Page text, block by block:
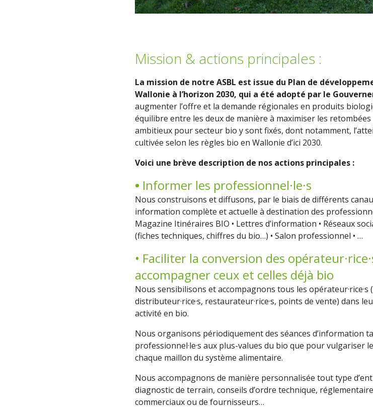
Mission & actions principales :
La mission de notre ASBL est issue du Plan de
Wallonie à l’horizon 2030, qui a été adopté par le
augmenter l’offre et la demande régionales en produits
équilibre entre les deux de manière à maximiser les
ambitieux pour secteur bio y sont fixés, dont notamment,
cultivée selon les règles bio en Wallonie d’ici 2030.
Voici une brève description de nos actions principales :
• Informer les professionnel·le·s
Nous construisons et diffusons, par le biais de différents
information complète et actuelle à destination des
Magazine Itinéraires BIO • Lettres d’information • Réseaux
(fiches techniques, chiffres du bio…) • Salon professionnel • …
• Faciliter la conversion des
accompagner ceux et celles déjà bio
Nous sensibilisons et accompagnons tous les opérateur·rice·s
distributeur·rice·s, restaurateur·rice·s, points de vente) dans
activité en bio.
Nous organisons périodiquement des séances d’information
professionnel·le·s aux plus-values du bio que pour vulgariser
chaque maillon du système alimentaire.
Nous accompagnons de manière personnalisée tout type
diagnostic de terrain, conseils d’ordre technique,
commerciaux ou de fournisseurs…